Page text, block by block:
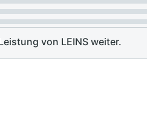
von LEINS weiter.